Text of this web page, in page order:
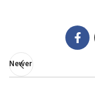
Newer